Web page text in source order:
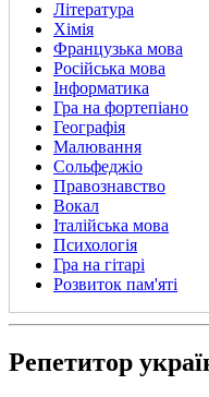
Література
Хімія
Французька мова
Російська мова
Інформатика
Гра на фортепіано
Географія
Малювання
Сольфеджіо
Правознавство
Вокал
Італійська мова
Психологія
Гра на гітарі
Розвиток пам'яті
Репетитор